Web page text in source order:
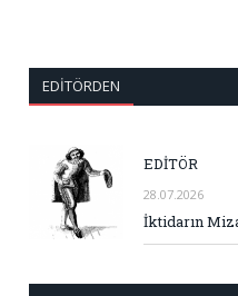
EDITÖRDEN
EDİTÖR
28.07.2026
İktidarın